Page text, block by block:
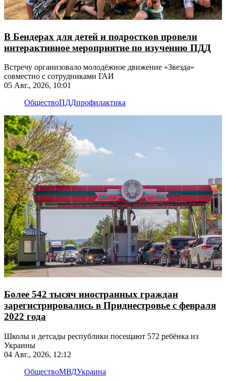
В Бендерах для детей и подростков провели
интерактивное мероприятие по изучению ПДД
Встречу организовало молодёжное движение «Звезда»
совместно с сотрудниками ГАИ
05 Авг., 2026, 10:01
ОбществоПДДпрофилактика
Более 542 тысяч иностранных граждан
зарегистрировались в Приднестровье с февраля
2022 года
Школы и детсады республики посещают 572 ребёнка из
Украины
04 Авг., 2026, 12:12
ОбществоМВДУкраина